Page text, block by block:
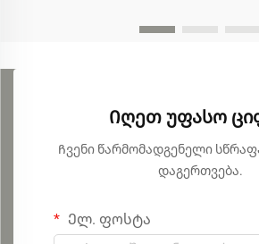
Იღეთ უფასო
Ჩვენი წარმომადგენელი
დაგერთვება.
Ელ. ფოსტა